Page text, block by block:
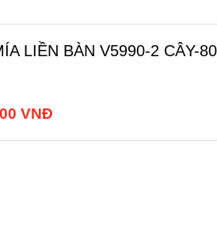
LIỀN BÀN V5990-2 CÂY-
VNĐ